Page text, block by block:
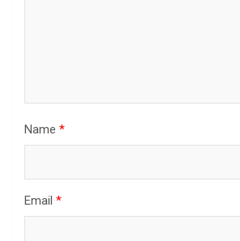
Name *
Email *